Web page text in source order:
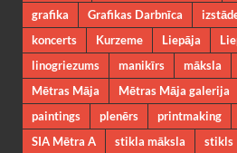
grafika
Grafikas Darbnīca
koncerts
Kurzeme Liepāja
linogriezums
manikīrs māksla
Mētras Māja
Mētras Māja galerija
paintings
plenērs printmaking
SIA Mētra A
stikla māksla stikls